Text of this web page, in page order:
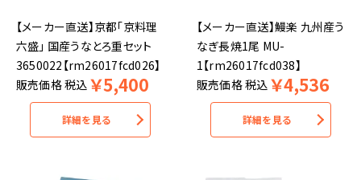
【メーカー直送】京都「京料理
六盛」 国産うなとろ重セット
3650022【rm26017fcd026】
販売価格税込 ￥5,400
詳細を見る
【メーカー直送】鰻楽 九州産う
なぎ長焼1尾 MU-
1【rm26017fcd038】
販売価格税込 ￥4,536
詳細を見る